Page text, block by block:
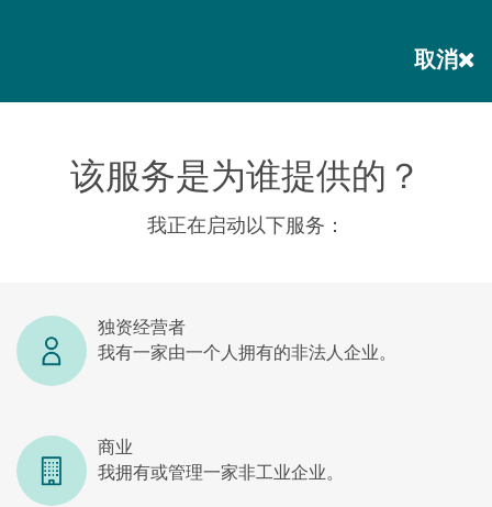
取消
该服务是为谁提供的？
我正在启动以下服务：
独资经营者
我有一家由一个人拥有的非法人企业。
商业
我拥有或管理一家非工业企业。